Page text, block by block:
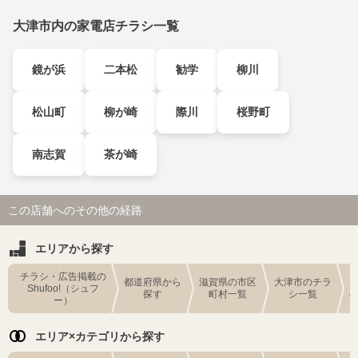
大津市内の家電店チラシ一覧
鏡が浜 二本松 勧学 柳川
松山町 柳が崎 際川 桜野町
南志賀 茶が崎
この店舗へのその他の経路
エリアから探す
チラシ・広告掲載の
Shufoo!（シュフ
ー）
都道府県から
探す
滋賀県の市区
町村一覧
大津市のチラ
シ一覧
エリア×カテゴリから探す